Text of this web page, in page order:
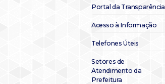
Portal da Transparência
Acesso à Informação
Telefones Úteis
Setores de
Atendimento da
Prefeitura